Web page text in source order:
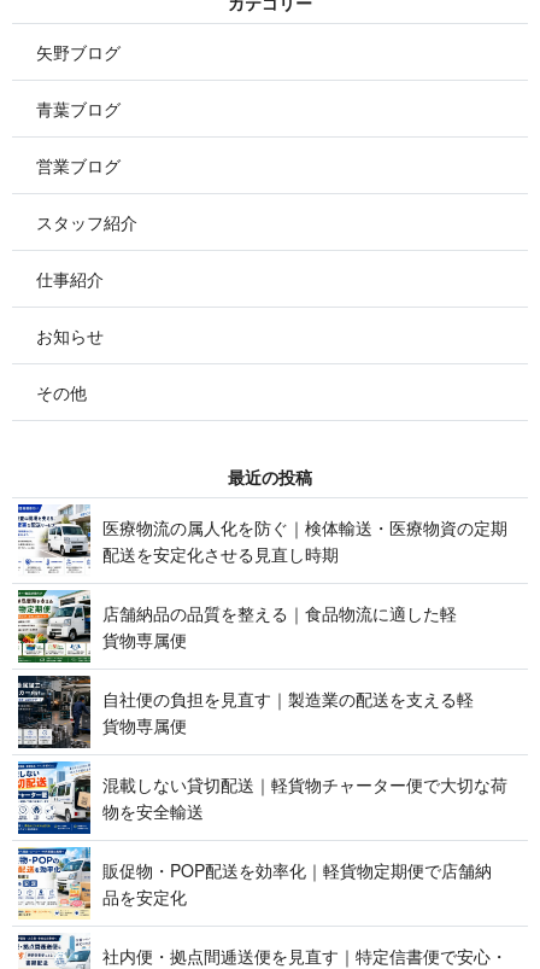
矢野ブログ
青葉ブログ
営業ブログ
スタッフ紹介
仕事紹介
お知らせ
その他
最 近 の 投 稿
医療物流の属人化を防ぐ｜検体輸送・医療物資の定期
配送を安定化させる見 直 し 時 期
店舗納品の品質を整える｜食品物流に適した軽
貨 物 専 属 便
自社便の負担を見直す｜製造業の配送を支える軽
貨 物 専 属 便
混載しない貸切配送｜軽貨物チャーター便で大切な荷
物を 安 全 輸 送
販促物・POP配送を効率化｜軽貨物定期便で店舗納
品 を 安 定 化
社内便・拠点間逓送便を見直す｜特定信書便で安心・